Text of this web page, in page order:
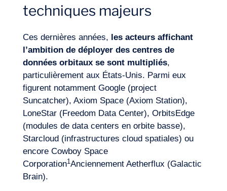
Notre aventure
techniques majeurs
Ces dernières années, les acteurs affichant
l’ambition de déployer des centres de
données orbitaux se sont multipliés,
particulièrement aux États-Unis. Parmi eux
figurent notamment Google (project
Suncatcher), Axiom Space (Axiom Station),
LoneStar (Freedom Data Center), OrbitsEdge
(modules de data centers en orbite basse),
Starcloud (infrastructures cloud spatiales) ou
encore Cowboy Space
Corporation1Anciennement Aetherflux (Galactic
Brain).